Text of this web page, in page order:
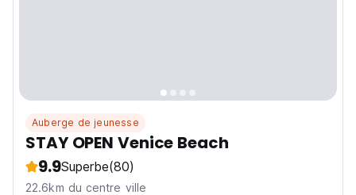
Auberge de jeunesse
STAY OPEN Venice Beach
9.9Superbe(80)
22.6km du centre ville